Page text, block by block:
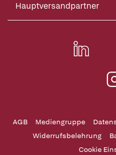
Hauptversandpartner
AGB Mediengruppe
Widerrufsbelehrung
Cookie